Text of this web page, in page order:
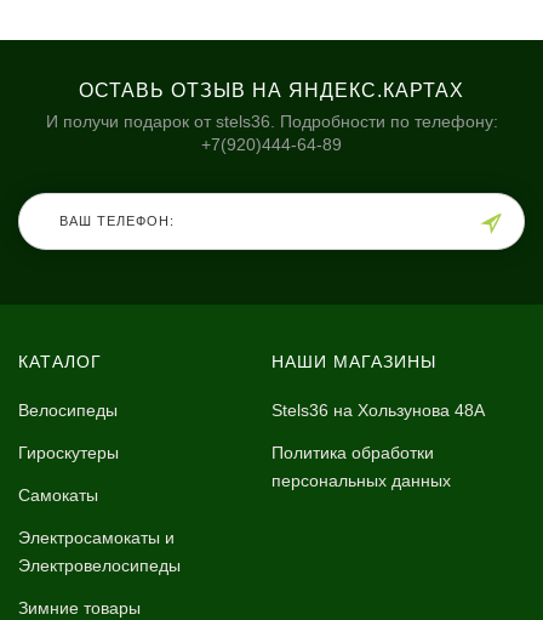
ОСТАВЬ ОТЗЫВ НА ЯНДЕКС.КАРТАХ
И получи подарок от stels36. Подробности по телефону:
+7(920)444-64-89
КАТАЛОГ
Велосипеды
Гироскутеры
Самокаты
Электросамокаты и
Электровелосипеды
Зимние товары
НАШИ МАГАЗИНЫ
Stels36 на Хользунова 48А
Политика обработки
персональных данных